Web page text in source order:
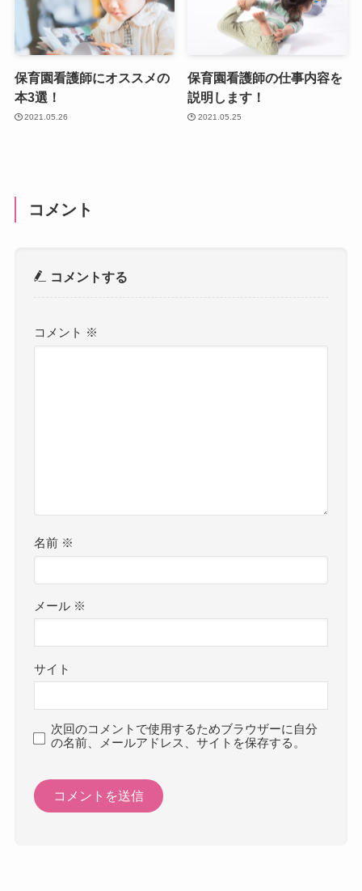
保育園看護師にオススメの
本3選！
2021.05.26
保育園看護師の仕事内容を
説明します！
2021.05.25
コメント
コメントする
コメント ※
名前 ※
メール ※
サイト
次回のコメントで使用するためブラウザーに自分
の名前、メールアドレス、サイトを保存する。